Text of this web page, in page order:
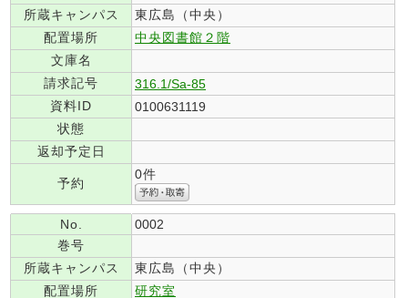
所蔵キャンパス
東広島（中央）
配置場所
中央図書館２階
文庫名
請求記号
316.1/Sa-85
資料ID
0100631119
状態
返却予定日
予約
0件
No.
0002
巻号
所蔵キャンパス
東広島（中央）
配置場所
研究室